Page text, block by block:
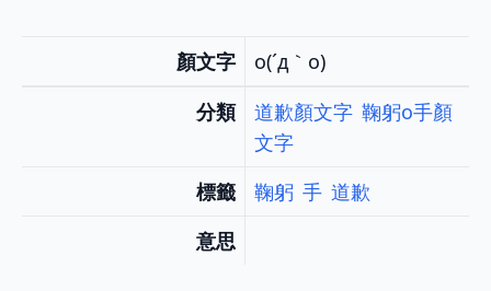
顏文字
o(´д｀o)
分類
道歉顏文字 鞠躬o手顏
文字
標籤
鞠躬 手 道歉
意思